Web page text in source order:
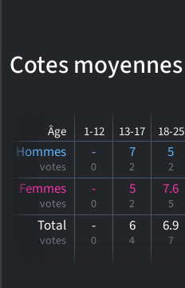
Cotes moyennes
Âge 1-12 13-17 18-25
Hommes
votes
-
0
7
2
5
2
Femmes
votes
-
0
5
2
7.6
5
Total
votes
-
0
6
4
6.9
7